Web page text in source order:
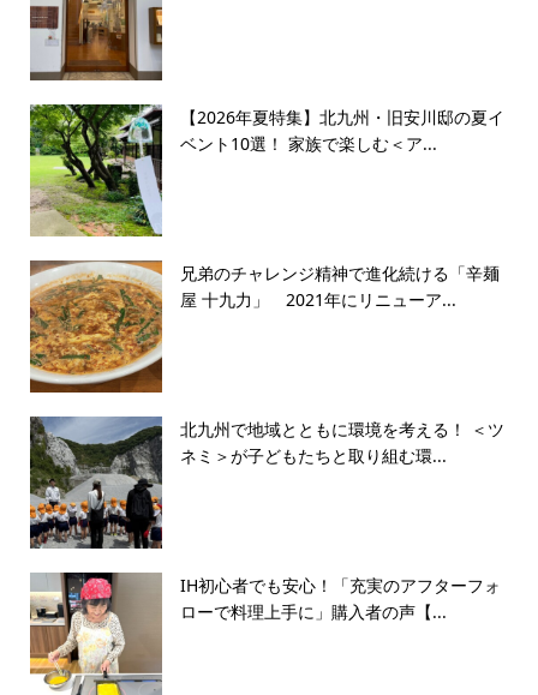
【2026年夏特集】北九州・旧安川邸の夏イ
ベント10選！ 家族で楽しむ＜ア...
兄弟のチャレンジ精神で進化続ける「辛麺
屋 十九力」 2021年にリニューア...
北九州で地域とともに環境を考える！ ＜ツ
ネミ＞が子どもたちと取り組む環...
IH初心者でも安心！「充実のアフターフォ
ローで料理上手に」購入者の声【...